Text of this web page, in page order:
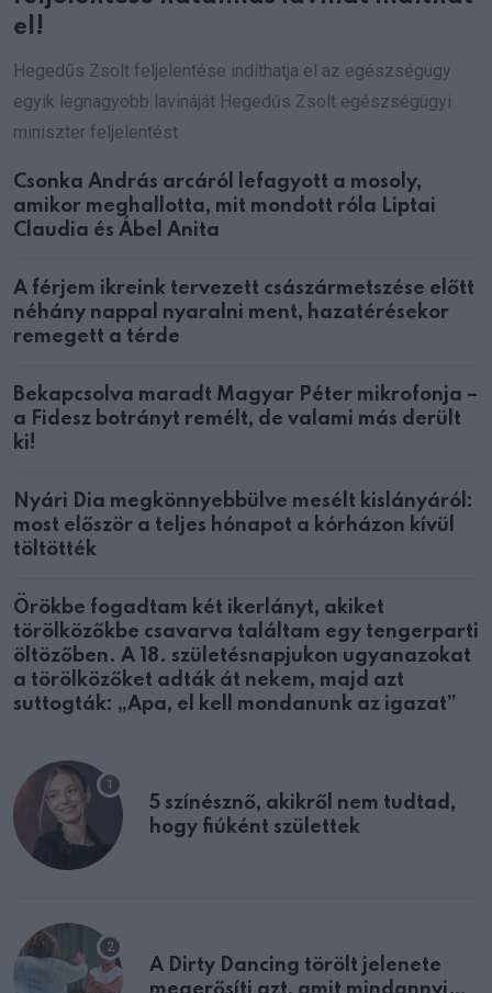
el!
Hegedűs Zsolt feljelentése indíthatja el az egészségügy
egyik legnagyobb lavináját Hegedűs Zsolt egészségügyi
miniszter feljelentést
Csonka András arcáról lefagyott a mosoly,
amikor meghallotta, mit mondott róla Liptai
Claudia és Ábel Anita
A férjem ikreink tervezett császármetszése előtt
néhány nappal nyaralni ment, hazatérésekor
remegett a térde
Bekapcsolva maradt Magyar Péter mikrofonja –
a Fidesz botrányt remélt, de valami más derült
ki!
Nyári Dia megkönnyebbülve mesélt kislányáról:
most először a teljes hónapot a kórházon kívül
töltötték
Örökbe fogadtam két ikerlányt, akiket
törölközőkbe csavarva találtam egy tengerparti
öltözőben. A 18. születésnapjukon ugyanazokat
a törölközőket adták át nekem, majd azt
suttogták: „Apa, el kell mondanunk az igazat”
5 színésznő, akikről nem tudtad,
hogy fiúként születtek
A Dirty Dancing törölt jelenete